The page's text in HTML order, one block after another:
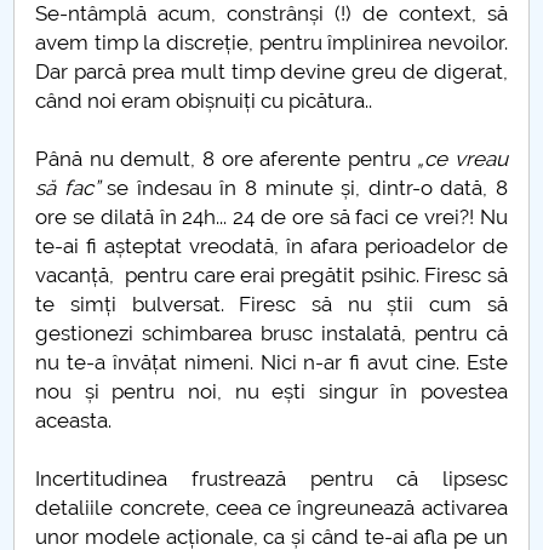
Raportul Conducerii Centrului Universitar Pitești
privind implementarea Planului Operațional 2020-
2024
Parteneri CUP
Centrul de Consiliere și Orientare în Carieră
Chestionar angajabilitate ALUMNI – UPB
CAR2026
MENIU CANTINA
Lectura
Se-ntâmplă acum, constrânși (!) de context, să
avem timp la discreție, pentru împlinirea nevoilor.
Dar parcă prea mult timp devine greu de digerat,
când noi eram obișnuiți cu picătura..
Până nu demult, 8 ore aferente pentru „ce vreau
să fac”se îndesau în 8 minute și, dintr-o dată, 8
ore se dilată în 24h... 24 de ore să faci ce vrei?! Nu
te-ai fi așteptat vreodată, în afara perioadelor de
vacanță, pentru care erai pregătit psihic. Firesc să
te simți bulversat. Firesc să nu știi cum să
gestionezi schimbarea brusc instalată, pentru că
nu te-a învățat nimeni. Nici n-ar fi avut cine. Este
nou și pentru noi, nu ești singur în povestea
aceasta.
Incertitudinea frustrează pentru că lipsesc
detaliile concrete, ceea ce îngreunează activarea
unor modele acționale, ca și când te-ai afla pe un